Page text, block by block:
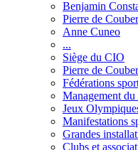
Benjamin
Pierre de
Anne Cuneo
...
Siège du CIO
Pierre de
Fédérations
Management du
Jeux
Manifestations
Grandes
Clubs et